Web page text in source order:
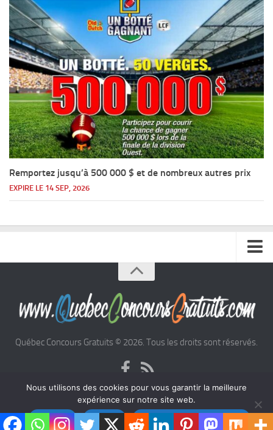
Remportez jusqu’à 500 000 $ et de nombreux autres prix
EXPIRE LE 14 SEP, 2026
Argent
Voyages
Québec Concours Gratuits © 2026. Tous les droits sont réservés.
Politiques de confidentialité|Conditions d’utilisation
Nous utilisons des cookies pour vous garantir la meilleure
expérience sur notre site web.
Accepter
Refuser Politique de confidentialité